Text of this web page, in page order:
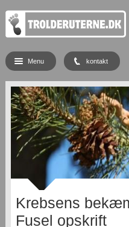
Krebsens
Fusel opskrift
Menu kontakt